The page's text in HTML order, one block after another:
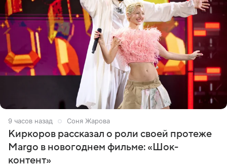
9 часов назад Соня Жарова
Киркоров рассказал о роли своей протеже
Margo в новогоднем фильме: «Шок-
контент»